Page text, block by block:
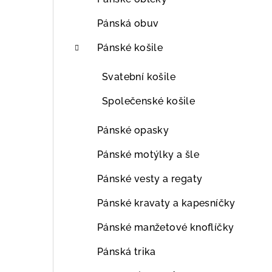
Pánská obuv
Pánské košile
Svatební košile
Společenské košile
Pánské opasky
Pánské motýlky a šle
Pánské vesty a regaty
Pánské kravaty a kapesníčky
Pánské manžetové knoflíčky
Pánská trika